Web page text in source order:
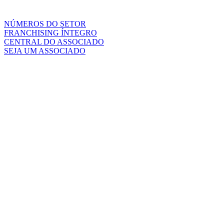
NÚMEROS DO SETOR
FRANCHISING ÍNTEGRO
CENTRAL DO ASSOCIADO
SEJA UM ASSOCIADO